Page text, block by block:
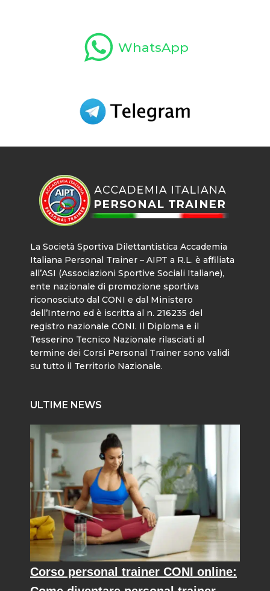
WhatsApp
La Società Sportiva Dilettantistica Accademia
Italiana Personal Trainer – AIPT a R.L. è affiliata
all’ASI (Associazioni Sportive Sociali Italiane),
ente nazionale di promozione sportiva
riconosciuto dal CONI e dal Ministero
dell’Interno ed è iscritta al n. 216235 del
registro nazionale CONI. Il Diploma e il
Tesserino Tecnico Nazionale rilasciati al
termine dei Corsi Personal Trainer sono validi
su tutto il Territorio Nazionale.
ULTIME NEWS
Corso personal trainer CONI online: